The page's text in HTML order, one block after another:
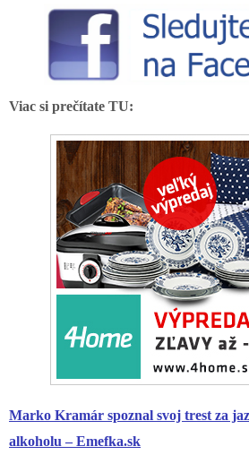
Viac si prečítate TU:
Marko Kramár spoznal svoj trest za
alkoholu – Emefka.sk